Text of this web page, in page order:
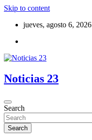
Skip to content
jueves, agosto 6, 2026
Noticias 23
Search
Search